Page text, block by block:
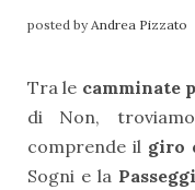
posted by Andrea Pizzato
Tra le camminate
di Non,
comprende il giro
Sogni e la